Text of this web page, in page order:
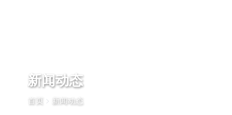
新闻动态
首页 > 新闻动态